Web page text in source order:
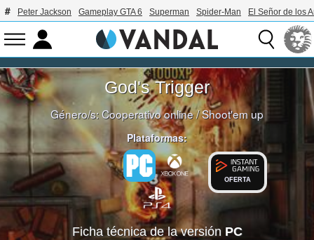
Peter Jackson Gameplay GTA 6 Superman Spider-Man El Señor de los
God's Trigger
Género/s:Cooperativo online/Shoot'em up
Plataformas:
OFERTA
Ficha técnica de la versión PC